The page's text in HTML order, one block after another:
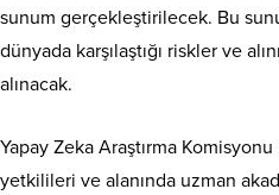
sunum gerçekleştirilecek. Bu
dünyada karşılaştığı riskler ve
alınacak.
Yapay Zeka Araştırma
yetkilileri ve alanında uzman